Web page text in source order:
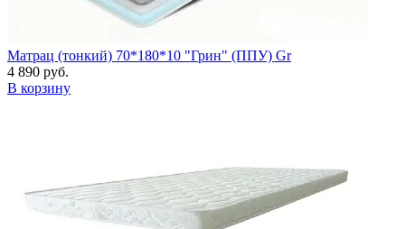
Матрац (тонкий) 70*180*10 "Грин" (ППУ) Gr
4 890 руб.
В корзину